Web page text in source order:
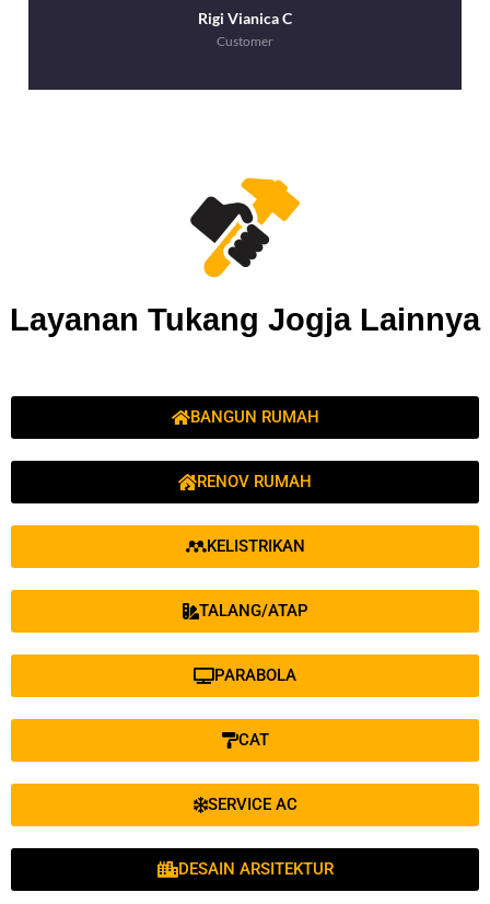
Rigi Vianica C
Customer
Layanan Tukang Jogja Lainnya
BANGUN RUMAH
RENOV RUMAH
KELISTRIKAN
TALANG/ATAP
PARABOLA
CAT
SERVICE AC
DESAIN ARSITEKTUR